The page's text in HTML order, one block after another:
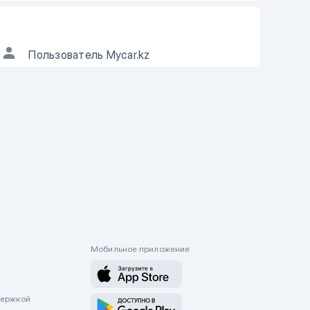
Пользователь Mycar.kz
Мобильное приложение